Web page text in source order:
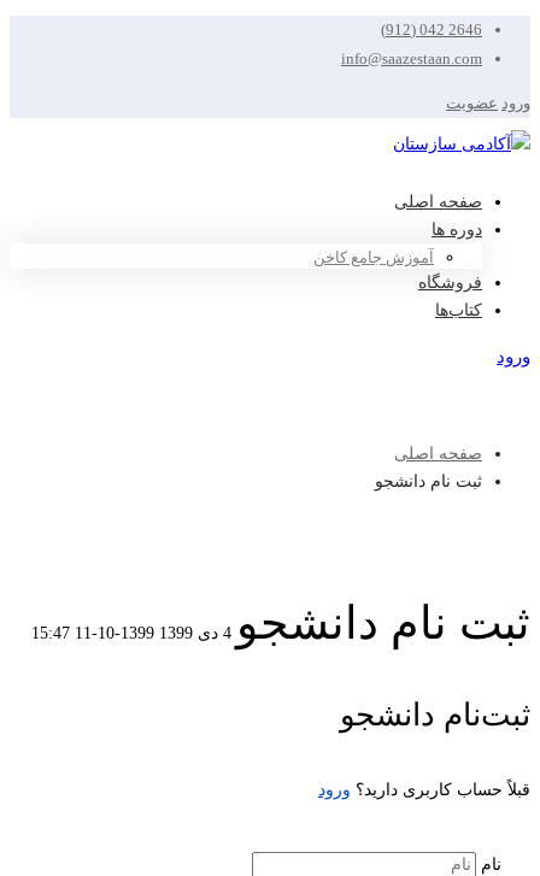
2646 042 (912)
info@saazestaan.com
ورود عضویت
صفحه اصلی
دوره ها
آموزش جامع کاخن
فروشگاه
کتاب‌ها
ورود
صفحه اصلی
ثبت نام دانشجو
ثبت نام دانشجو 4 دی 1399 1399-10-11 15:47
ثبت
نام
ثبت‌نام دانشجو
قبلاً حساب کاربری دارید؟ ورود
نام